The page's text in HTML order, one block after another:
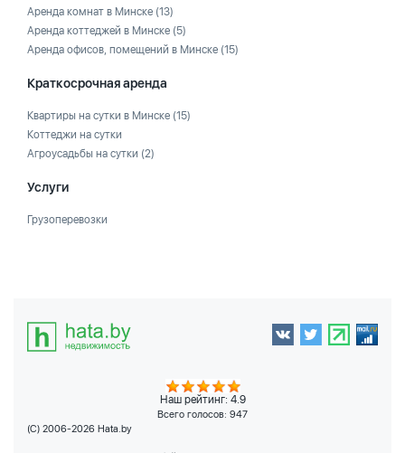
Аренда комнат в Минске (13)
Аренда коттеджей в Минске (5)
Аренда офисов, помещений в Минске (15)
Краткосрочная аренда
Квартиры на сутки в Минске (15)
Коттеджи на сутки
Агроусадьбы на сутки (2)
Услуги
Грузоперевозки
Наш рейтинг: 4.9
Всего голосов: 947
(C) 2006-2026 Hata.by